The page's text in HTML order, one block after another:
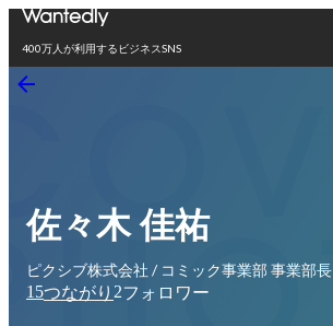
400万人が利用するビジネスSNS
佐々木 佳祐
ピクシブ株式会社 / コミック事業部 事業部長
15つながり 2フォロワー